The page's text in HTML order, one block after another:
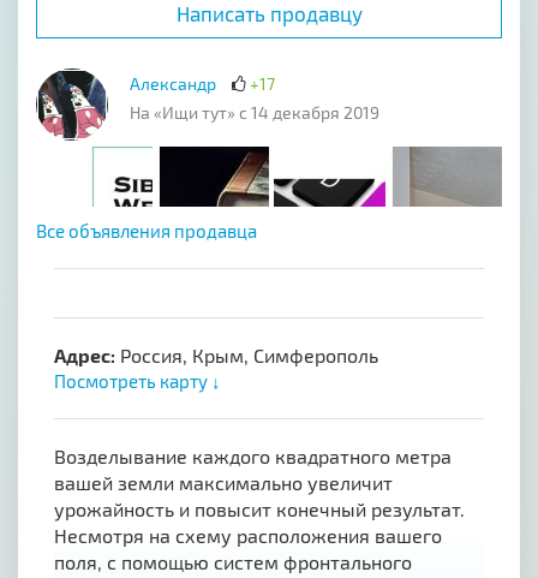
Написать продавцу
Александр
+17
На «Ищи тут» с 14 декабря 2019
Все объявления продавца
Адрес: Россия, Крым, Симферополь
Посмотреть карту ↓
Bозделывание каждого квадратного метра
вашей земли максимально увеличит
урожайность и повысит конечный результат.
Несмотря на схему расположения вашего
поля, с помощью систем фронтального